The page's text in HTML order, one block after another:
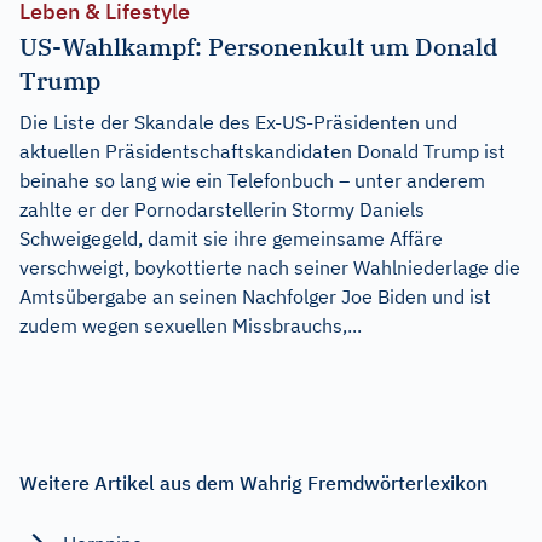
Leben & Lifestyle
US-Wahlkampf: Personenkult um Donald
Trump
Die Liste der Skandale des Ex-US-Präsidenten und
aktuellen Präsidentschaftskandidaten Donald Trump ist
beinahe so lang wie ein Telefonbuch – unter anderem
zahlte er der Pornodarstellerin Stormy Daniels
Schweigegeld, damit sie ihre gemeinsame Affäre
verschweigt, boykottierte nach seiner Wahlniederlage die
Amtsübergabe an seinen Nachfolger Joe Biden und ist
zudem wegen sexuellen Missbrauchs,...
Weitere Artikel aus dem Wahrig Fremdwörterlexikon